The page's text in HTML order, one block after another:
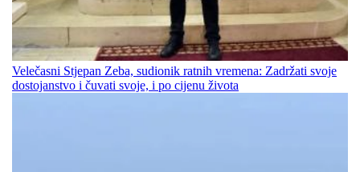
Velečasni Stjepan Zeba, sudionik ratnih vremena: Zadržati svoje
dostojanstvo i čuvati svoje, i po cijenu života